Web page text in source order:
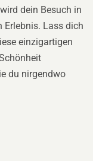
wird dein Besuch in
Erlebnis. Lass dich
einzigartigen
du nirgendwo